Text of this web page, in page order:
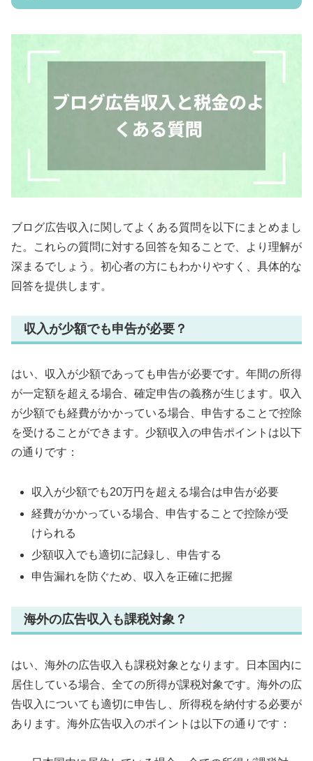
ブログ広告収入に関してよくある質問を以下にまとめまし
た。これらの質問に対する回答を知ることで、より理解が
深まるでしょう。初心者の方にもわかりやすく、具体的な
回答を提供します。
収入が少額でも申告が必要？
はい、収入が少額であっても申告が必要です。年間の所得
が一定額を超える場合、確定申告の義務が生じます。収入
が少額でも経費がかかっている場合、申告することで控除
を受けることができます。少額収入の申告ポイントは以下
の通りです：
収入が少額でも20万円を超える場合は申告が必要
経費がかかっている場合、申告することで控除が受
けられる
少額収入でも適切に記録し、申告する
申告漏れを防ぐため、収入を正確に把握
海外の広告収入も課税対象？
はい、海外の広告収入も課税対象となります。日本国内に
居住している場合、全ての所得が課税対象です。海外の広
告収入についても適切に申告し、所得税を納付する必要が
あります。海外広告収入のポイントは以下の通りです：